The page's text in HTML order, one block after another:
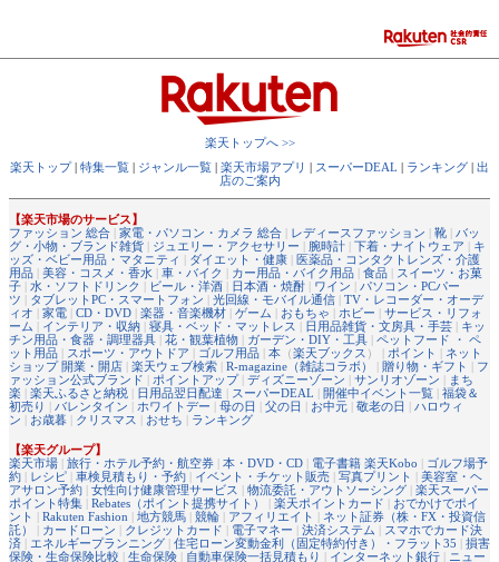
楽天トップへ >>
楽天トップ| 特集一覧 | ジャンル一覧 | 楽天市場アプリ | スーパーDEAL | ランキング | 出
店のご案内
【楽天市場のサービス】
ファッション 総合 | 家電・パソコン・カメラ 総合 | レディースファッション | 靴 | バッ
グ・小物・ブランド雑貨 | ジュエリー・アクセサリー | 腕時計 | 下着・ナイトウェア | キ
ッズ・ベビー用品・マタニティ | ダイエット・健康 | 医薬品・コンタクトレンズ・介護
用品 | 美容・コスメ・香水 | 車・バイク | カー用品・バイク用品 | 食品 | スイーツ・お菓
子 | 水・ソフトドリンク | ビール・洋酒 | 日本酒・焼酎 | ワイン | パソコン・PCパー
ツ | タブレットPC・スマートフォン | 光回線・モバイル通信 | TV・レコーダー・オーデ
ィオ | 家電 | CD・DVD | 楽器・音楽機材 | ゲーム | おもちゃ | ホビー | サービス・リフォ
ーム | インテリア・収納 | 寝具・ベッド・マットレス | 日用品雑貨・文房具・手芸 | キッ
チン用品・食器・調理器具 | 花・観葉植物 | ガーデン・DIY・工具 | ペットフード ・ ペ
ット用品 | スポーツ・アウトドア | ゴルフ用品 | 本 （楽天ブックス ） | ポイント | ネット
ショップ 開業・開店 | 楽天ウェブ検索 | R-magazine（雑誌コラボ） | 贈り物・ギフト | フ
ァッション公式ブランド | ポイントアップ| ディズニーゾーン | サンリオゾーン | まち
楽 | 楽天ふるさと納税 | 日用品翌日配達 | スーパーDEAL | 開催中イベント一覧 | 福袋＆
初売り | バレンタイン | ホワイトデー | 母の日 | 父の日 | お中元 | 敬老の日 | ハロウィ
ン | お歳暮 | クリスマス | おせち | ランキング
【楽天グループ】
楽天市場 | 旅行・ホテル予約・航空券 | 本・DVD・CD | 電子書籍 楽天Kobo | ゴルフ場予
約 | レシピ | 車検見積もり・予約 | イベント・チケット販売 | 写真プリント | 美容室・ヘ
アサロン予約 | 女性向け健康管理サービス | 物流委託・アウトソーシング | 楽天スーパー
ポイント特集 | Rebates（ポイント提携サイト） | 楽天ポイントカード | おでかけでポイ
ント | Rakuten Fashion | 地方競馬 | 競輪 | アフィリエイト | ネット証券（株・FX・投資信
託）
| カードローン | クレジットカード | 電子マネー | 決済システム | スマホでカード決
済 | エネルギープランニング | 住宅ローン変動金利（固定特約付き）・フラット35 | 損害
保険・生命保険比較 | 生命保険 | 自動車保険一括見積もり | インターネット銀行 | ニュー